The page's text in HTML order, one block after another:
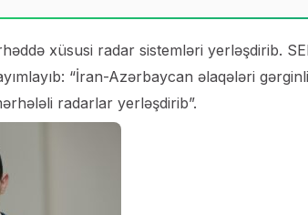
xüsusi radar sistemləri yerləşdirib.
“İran-Azərbaycan əlaqələri
radarlar yerləşdirib”.